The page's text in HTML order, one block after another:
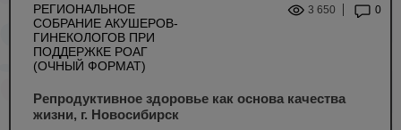
РЕГИОНАЛЬНОЕ
СОБРАНИЕ АКУШЕРОВ-
ГИНЕКОЛОГОВ ПРИ
ПОДДЕРЖКЕ РОАГ
(ОЧНЫЙ ФОРМАТ)
3 650 0
Репродуктивное здоровье как основа качества
жизни, г. Новосибирск